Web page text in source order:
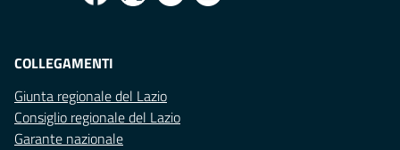
COLLEGAMENTI
Giunta regionale del Lazio
Consiglio regionale del Lazio
Garante nazionale